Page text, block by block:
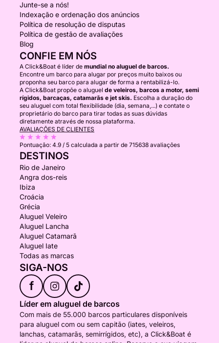
Junte-se a nós!
Indexação e ordenação dos anúncios
Política de resolução de disputas
Política de gestão de avaliações
Blog
CONFIE EM NÓS
A Click&Boat é líder de mundial no aluguel de barcos.
Encontre um barco para alugar por preços muito baixos ou
proponha seu barco para alugar de forma a rentabilizá-lo.
A Click&Boat propõe o aluguel de veleiros, barcos a motor, semi
rígidos, barcaças, catamarãs e jet skis. Escolha a duração do
seu aluguel com total flexibilidade (dia, semana,...) e contate o
proprietário do barco para tirar todas as suas dúvidas
diretamente através de nossa plataforma.
AVALIAÇÕES DE CLIENTES
Pontuação: 4.9 / 5 calculada a partir de 715638 avaliações
DESTINOS
Rio de Janeiro
Angra dos-reis
Ibiza
Croácia
Grécia
Aluguel Veleiro
Aluguel Lancha
Aluguel Catamarã
Aluguel Iate
Todas as marcas
SIGA-NOS
f
Líder em aluguel de barcos
Com mais de 55.000 barcos particulares disponíveis
para aluguel com ou sem capitão (iates, veleiros,
lanchas, catamarãs, semirrígidos, etc), a Click&Boat é